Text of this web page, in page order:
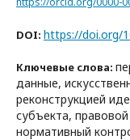
DOI: https://doi.org/
Ключевые слова:
данные,
реконструкцией
субъекта,
нормативный